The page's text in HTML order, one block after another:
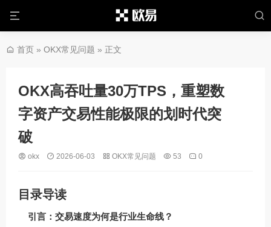
首页 » OKX常见问题 » 正文
OKX高吞吐量30万TPS，重塑数
字资产交易性能极限的划时代突
破
okx 2026-06-03 OKX常见问题 53 0
目录导读
引言：交易速度为何是行业生命线？